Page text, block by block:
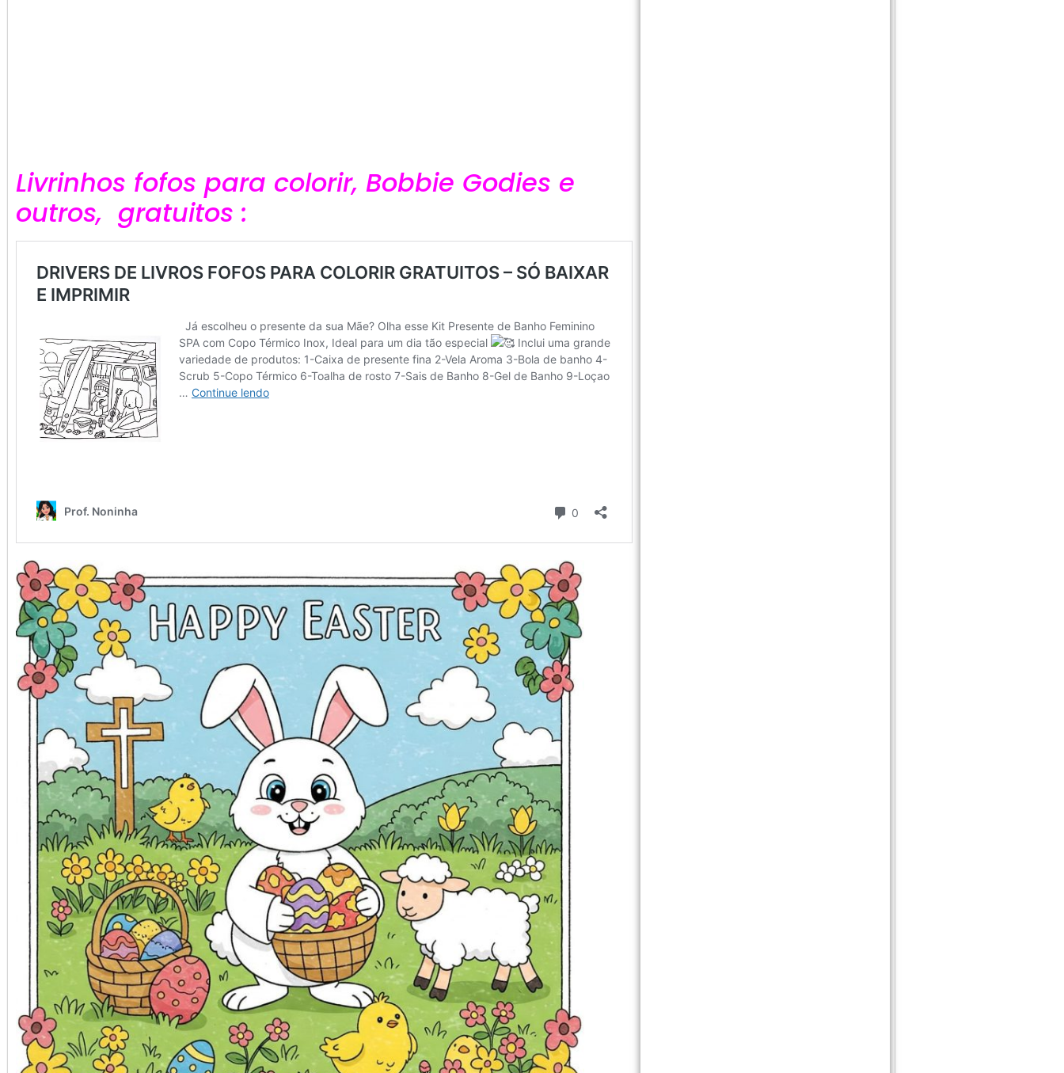
Livrinhos fofos para colorir, Bobbie Godies e
outros, gratuitos :